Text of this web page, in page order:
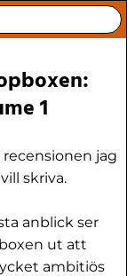
1
recensionen jag
skriva.
anblick ser
ut att
ambitiös